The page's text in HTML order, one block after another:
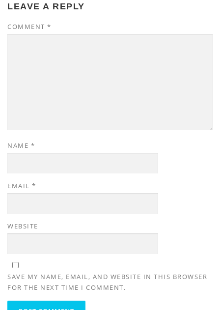
LEAVE A REPLY
COMMENT *
NAME *
EMAIL *
WEBSITE
SAVE MY NAME, EMAIL, AND WEBSITE IN THIS BROWSER
FOR THE NEXT TIME I COMMENT.